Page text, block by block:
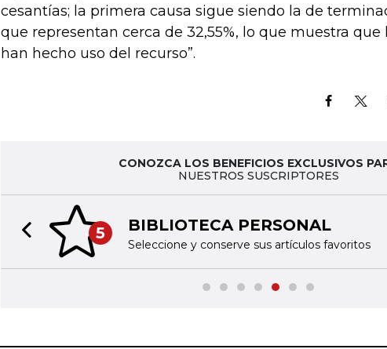
cesantías; la primera causa sigue siendo la de
que representan cerca de 32,55%, lo que muestra que
han hecho uso del recurso”.
CONOZCA LOS BENEFICIOS EXCLUSIVOS
NUESTROS SUSCRIPTORES
5 BIBLIOTECA PERSONAL
Seleccione y conserve sus artículos favoritos
Previous slide